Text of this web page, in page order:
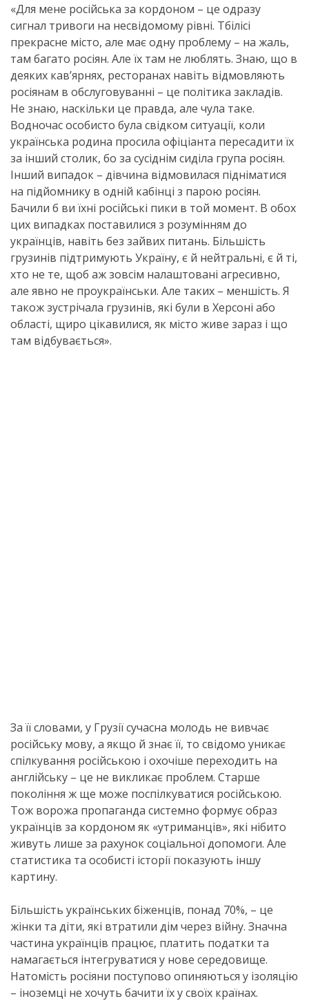
«Для мене російська за кордоном – це одразу
сигнал тривоги на несвідомому рівні. Тбілісі
прекрасне місто, але має одну проблему – на жаль,
там багато росіян. Але їх там не люблять. Знаю, що в
деяких кав’ярнях, ресторанах навіть відмовляють
росіянам в обслуговуванні – це політика закладів.
Не знаю, наскільки це правда, але чула таке.
Водночас особисто була свідком ситуації, коли
українська родина просила офіціанта пересадити їх
за інший столик, бо за сусіднім сиділа група росіян.
Інший випадок – дівчина відмовилася підніматися
на підйомнику в одній кабінці з парою росіян.
Бачили б ви їхні російські пики в той момент. В обох
цих випадках поставилися з розумінням до
українців, навіть без зайвих питань. Більшість
грузинів підтримують Україну, є й нейтральні, є й ті,
хто не те, щоб аж зовсім налаштовані агресивно,
але явно не проукраїнськи. Але таких – меншість. Я
також зустрічала грузинів, які були в Херсоні або
області, щиро цікавилися, як місто живе зараз і що
там відбувається».
За її словами, у Грузії сучасна молодь не вивчає
російську мову, а якщо й знає її, то свідомо уникає
спілкування російською і охочіше переходить на
англійську – це не викликає проблем. Старше
покоління ж ще може поспілкуватися російською.
Тож ворожа пропаганда системно формує образ
українців за кордоном як «утриманців», які нібито
живуть лише за рахунок соціальної допомоги. Але
статистика та особисті історії показують іншу
картину.
Більшість українських біженців, понад 70%, – це
жінки та діти, які втратили дім через війну. Значна
частина українців працює, платить податки та
намагається інтегруватися у нове середовище.
Натомість росіяни поступово опиняються у ізоляцію
– іноземці не хочуть бачити їх у своїх країнах.